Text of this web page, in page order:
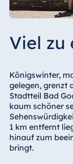
Viel zu
Königswinter,
gelegen, grenzt
Stadtteil Bad
kaum schöner
1 km entfernt
hinauf zum
bringt.